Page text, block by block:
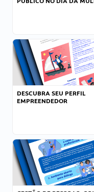
DESCUBRA SEU PERFIL
EMPREENDEDOR